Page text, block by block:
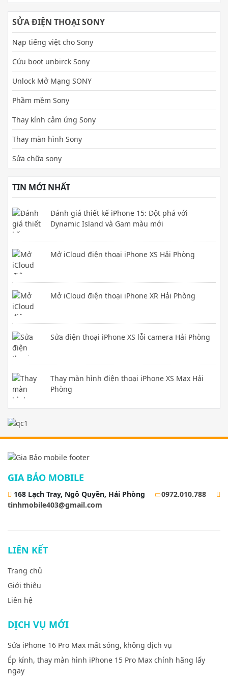
SỬA ĐIỆN THOẠI SONY
Nạp tiếng việt cho Sony
Cứu boot unbirck Sony
Unlock Mở Mạng SONY
Phầm mềm Sony
Thay kính cảm ứng Sony
Thay màn hình Sony
Sửa chữa sony
TIN MỚI NHẤT
Đánh giá thiết kế iPhone 15: Đột phá với
Dynamic Island và Gam màu mới
Mở iCloud điện thoại iPhone XS Hải Phòng
Mở iCloud điện thoại iPhone XR Hải Phòng
Sửa điện thoại iPhone XS lỗi camera Hải Phòng
Thay màn hình điện thoại iPhone XS Max Hải
Phòng
GIA BẢO MOBILE
168 Lạch Tray, Ngô Quyền, Hải Phòng
0972.010.788
tinhmobile403@gmail.com
LIÊN KẾT
Trang chủ
Giới thiệu
Liên hệ
DỊCH VỤ MỚI
Sửa iPhone 16 Pro Max mất sóng, không dịch vụ
Ép kính, thay màn hình iPhone 15 Pro Max chính hãng lấy
ngay